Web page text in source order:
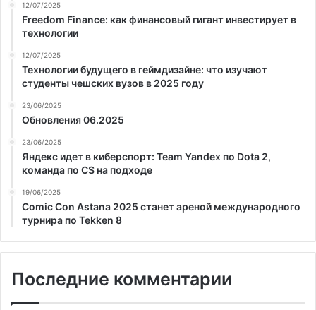
12/07/2025
Freedom Finance: как финансовый гигант инвестирует в
технологии
12/07/2025
Технологии будущего в геймдизайне: что изучают
студенты чешских вузов в 2025 году
23/06/2025
Обновления 06.2025
23/06/2025
Яндекс идет в киберспорт: Team Yandex по Dota 2,
команда по CS на подходе
19/06/2025
Comic Con Astana 2025 станет ареной международного
турнира по Tekken 8
Последние комментарии